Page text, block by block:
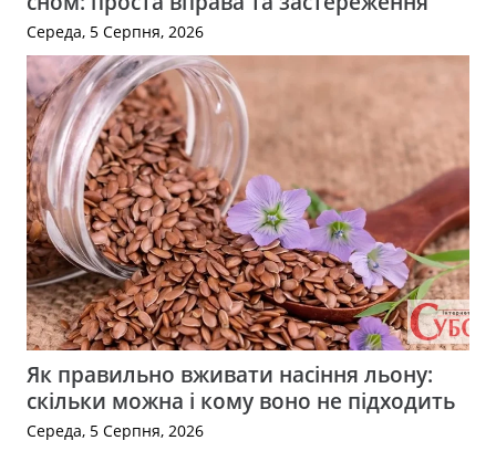
Середа, 5 Серпня, 2026
Як правильно вживати насіння льону:
скільки можна і кому воно не підходить
Середа, 5 Серпня, 2026